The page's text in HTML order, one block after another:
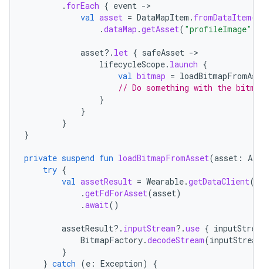
. forEach { event -
val asset = DataMapItem . fromDataItem(
.dataMap .getAsset( "profileImage"
asset?. let { safeAsset -
lifecycleScope. launch {
val bitmap =
// Do something with the
}
}
}
}
private suspend fun loadBitmapFromAsset(asset :
try {
val assetResult = Wearable.getDataClient(
.getFdForAsset(asset)
.await()
assetResult?. inputStream?.use {
BitmapFactory.decodeStream(inputStream
}
} catch (e : Exception)
{